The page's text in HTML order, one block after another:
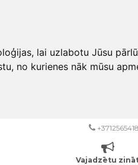
lai uzlabotu Jūsu
no kurienes nāk mūsu
Vajadzētu